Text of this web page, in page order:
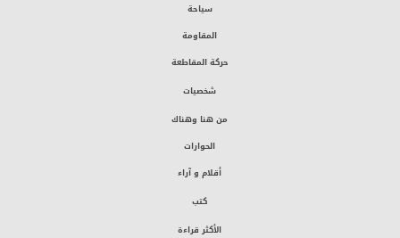
سياحة
المقاومة
حركة المقاطعة
شخصيات
من هنا وهناك
الحوارات
أقلام و آراء
كتب
الأكثر قراءة